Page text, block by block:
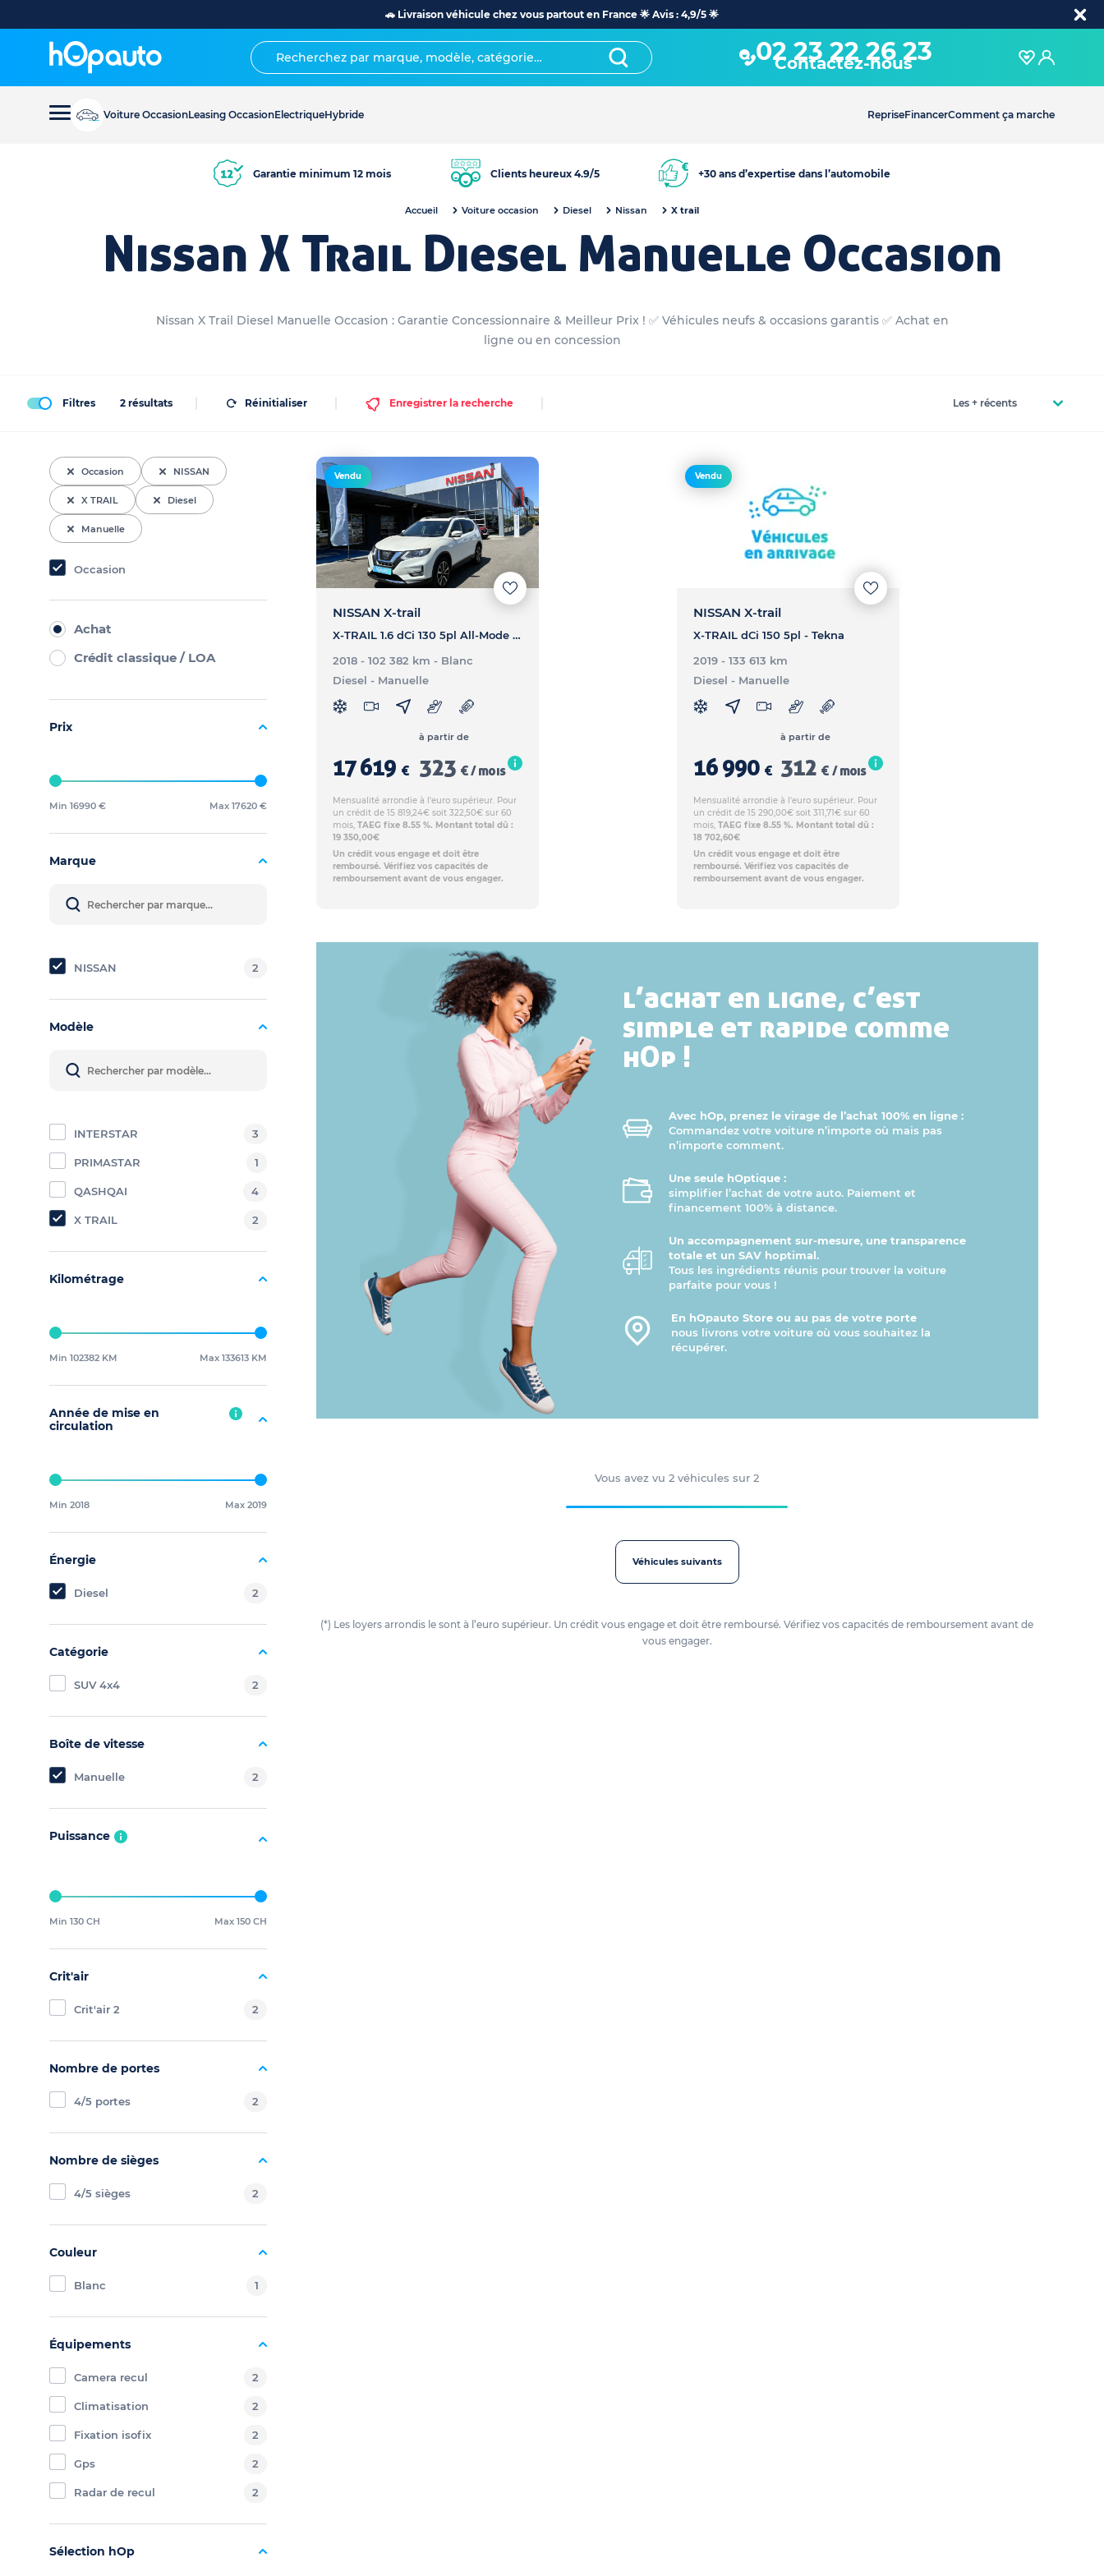
🚗 Livraison véhicule chez vous partout en France 🌟 Avis : 4,9/5 🌟
02 23 22 26 23
Contactez-nous
Voiture OccasionLeasing OccasionElectriqueHybride RepriseFinancerComment ça marche
Garantie minimum 12 mois Clients heureux 4.9/5 +30 ans d’expertise dans l’automobile
Accueil Voiture occasion Diesel Nissan X trail
Nissan X Trail Diesel Manuelle Occasion
Nissan X Trail Diesel Manuelle Occasion : Garantie Concessionnaire & Meilleur Prix ! ✅ Véhicules neufs & occasions garantis ✅ Achat en
ligne ou en concession
Filtres 2 résultats Réinitialiser Enregistrer la recherche
Occasion NISSAN
X TRAIL Diesel
Manuelle
Occasion
Achat
Crédit classique / LOA
Prix
Min 16990 € Max 17620 €
Marque
NISSAN 2
Modèle
INTERSTAR 3
PRIMASTAR 1
QASHQAI 4
X TRAIL 2
Kilométrage
Min 102382 KM Max 133613 KM
Année de mise en
circulation
Min 2018 Max 2019
Énergie
Diesel 2
Catégorie
SUV 4x4 2
Boîte de vitesse
Manuelle 2
Puissance
Min 130 CH Max 150 CH
Crit'air
Crit'air 2 2
Nombre de portes
4/5 portes 2
Nombre de sièges
4/5 sièges 2
Couleur
Blanc 1
Équipements
Camera recul 2
Climatisation 2
Fixation isofix 2
Gps 2
Radar de recul 2
Sélection hOp
Vendu
NISSAN X-trail
X-TRAIL 1.6 dCi 130 5pl All-Mode 4x4-i - N-Connecta
2018 - 102 382 km - Blanc
Diesel - Manuelle
17 619 €
à partir de
323 € / mois
Mensualité arrondie à l'euro supérieur. Pour
un crédit de 15 819,24€ soit 322,50€ sur 60
mois, TAEG fixe 8.55 %. Montant total dû :
19 350,00€
Un crédit vous engage et doit être
remboursé. Vérifiez vos capacités de
remboursement avant de vous engager.
Vendu
NISSAN X-trail
X-TRAIL dCi 150 5pl - Tekna
2019 - 133 613 km
Diesel - Manuelle
16 990 €
à partir de
312 € / mois
Mensualité arrondie à l'euro supérieur. Pour
un crédit de 15 290,00€ soit 311,71€ sur 60
mois,TAEG fixe 8.55 %. Montant total dû :
18 702,60€
Un crédit vous engage et doit être
remboursé. Vérifiez vos capacités de
remboursement avant de vous engager.
l’achat en ligne, c’est
simple et rapide comme
hOp !
Avec hOp, prenez le virage de l’achat 100% en ligne :
Commandez votre voiture n’importe où mais pas
n’importe comment.
Une seule hOptique :
simplifier l’achat de votre auto. Paiement et
financement 100% à distance.
Un accompagnement sur-mesure, une transparence
totale et un SAV hoptimal.
Tous les ingrédients réunis pour trouver la voiture
parfaite pour vous !
En hOpauto Store ou au pas de votre porte
nous livrons votre voiture où vous souhaitez la
récupérer.
Vous avez vu 2véhicules sur2
Véhicules suivants
(*) Les loyers arrondis le sont à l’euro supérieur. Un crédit vous engage et doit être remboursé. Vérifiez vos capacités de remboursement avant de
vous engager.